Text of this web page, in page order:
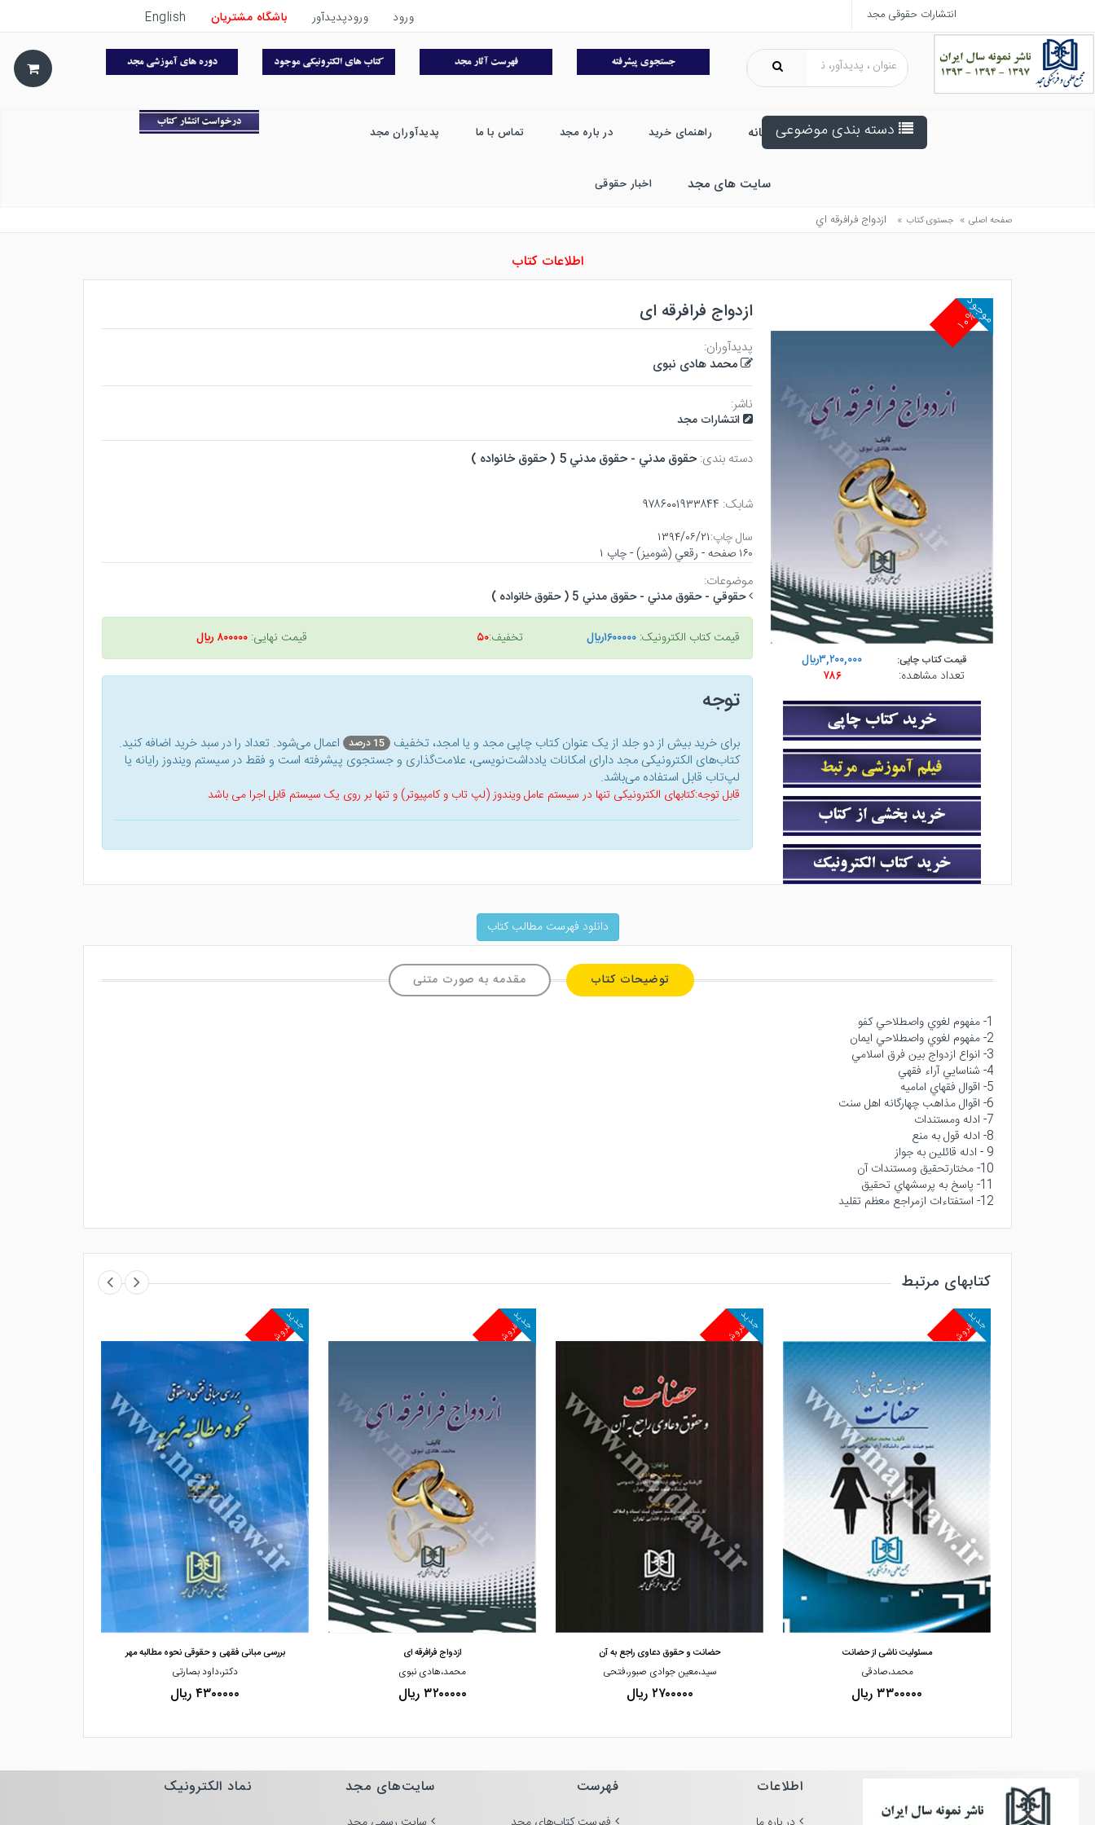
انتشارات حقوقی مجد ورود ورودپدیدآور باشگاه مشتریان English
دسته بندی موضوعی خانه راهنمای خرید در باره مجد تماس با ما پدیدآوران مجد
سایت های مجد اخبار حقوقی
صفحه اصلی » جستوی کتاب » ازدواج فرافرقه اي
اطلاعات کتاب
۱۰%
موجود
قیمت کتاب چاپی:
۳,۲۰۰,۰۰۰ريال
تعداد مشاهده:
۷۸۶
ازدواج فرافرقه ای
پدیدآوران:
محمد هادی نبوی
ناشر:
انتشارات مجد
دسته بندی:حقوق مدني - حقوق مدني 5 ( حقوق خانواده )
شابک: ۹۷۸۶۰۰۱۹۳۳۸۴۴
سال چاپ:۱۳۹۴/۰۶/۲۱
۱۶۰ صفحه - رقعي (شوميز) - چاپ ۱
موضوعات:
حقوقي - حقوق مدني - حقوق مدني 5 ( حقوق خانواده )
قیمت کتاب الکترونیک:۱۶۰۰۰۰۰ريال تخفیف:۵۰ قیمت نهایی:۸۰۰۰۰۰ ريال
توجه
برای خرید بیش از دو جلد از یک عنوان کتاب‌ چاپی مجد و یا امجد، تخفیف 15 درصد
اعمال می‌شود. تعداد را در سبد خرید اضافه کنید.
کتاب‌های الکترونیکی مجد دارای امکانات یادداشت‌نویسی، علامت‌گذاری و جستجوی پیشرفته است و فقط در سیستم ویندوز رایانه یا
لپ‌تاب قابل استفاده می‌باشد.
قابل توجه:کتابهای الکترونیکی تنها در سیستم عامل ویندوز (لپ تاب و کامپیوتر) و تنها بر روی یک سیستم قابل اجرا می باشد
دانلود فهرست مطالب کتاب
توضیحات کتاب مقدمه به صورت متنی
1- مفهوم لغوي واصطلاحي كفو
2- مفهوم لغوي واصطلاحي ايمان
3- انواع ازدواج بين فرق اسلامي
4- شناسايي آراء فقهي
5- اقوال فقهاي اماميه
6- اقوال مذاهب چهارگانه اهل سنت
7- ادله ومستندات
8- ادله قول به منع
9 - ادله قائلين به جواز
10- مختارتحقيق ومستندات آن
11- پاسخ به پرسشهاي تحقيق
12- استفتاءات ازمراجع معظم تقليد
کتابهای مرتبط
مشاهده و خرید
پرفروش
جدید
مسئولیت ناشی از حضانت
محمد،صادقی
۳۳۰۰۰۰۰ ریال
پرفروش
جدید
مشاهده و خرید
حضانت و حقوق دعاوی راجع به آن
سید،معین جوادی صبور،فتحی
۲۷۰۰۰۰۰ ریال
پرفروش
جدید
مشاهده و خرید
ازدواج فرافرقه ای
محمد،هادی نبوی
۳۲۰۰۰۰۰ ریال
پرفروش
جدید
بررسی مبانی فقهی و حقوقی نحوه مطالبه مهر
دکتر،داود بصارتی
۴۳۰۰۰۰۰ ریال
اطلاعات فهرست سایت‌های مجد نماد الکترونیک